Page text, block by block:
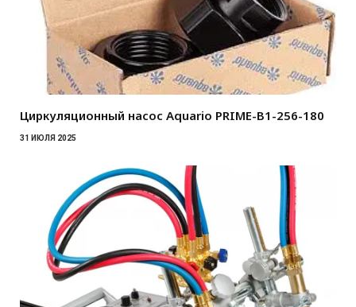
Циркуляционный насос Aquario PRIME-B1-256-180
31 ИЮЛЯ 2025